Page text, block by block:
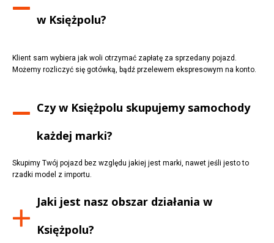
w Księżpolu?
Klient sam wybiera jak woli otrzymać zapłatę za sprzedany pojazd.
Możemy rozliczyć się gotówką, bądź przelewem ekspresowym na konto.
Czy w Księżpolu skupujemy samochody
każdej marki?
Skupimy Twój pojazd bez względu jakiej jest marki, nawet jeśli jesto to
rzadki model z importu.
Jaki jest nasz obszar działania w
Księżpolu?